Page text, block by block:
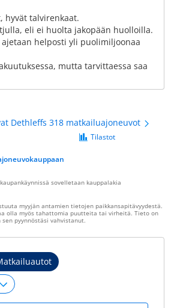
hyvät talvirenkaat.
eli ei huolta jakopään huolloilla.
helposti yli puolimiljoonaa
mutta tarvittaessa saa
Dethleffs 318 matkailuajoneuvot
Tilastot
sovelletaan kauppalakia
myyjän antamien tietojen paikkansapitävyydestä.
olla myös tahattomia puutteita tai virheitä. Tieto on
pyynnöstäsi vahvistanut.